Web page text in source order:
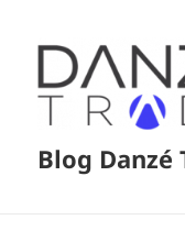
Blog Danzé